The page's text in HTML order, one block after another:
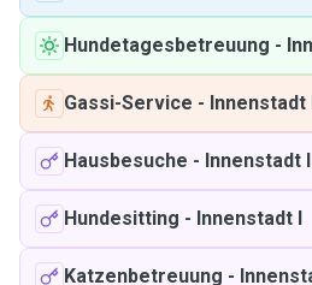
Hundetagesbetreuung -
Gassi-Service - Innenstadt
Hausbesuche - Innenstadt I
Hundesitting - Innenstadt I
Katzenbetreuung -